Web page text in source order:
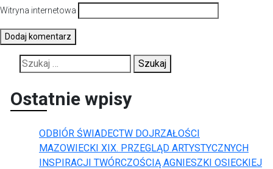
Witryna internetowa
Szukaj:
Ostatnie wpisy
ODBIÓR ŚWIADECTW DOJRZAŁOŚCI
MAZOWIECKI XIX. PRZEGLĄD ARTYSTYCZNYCH
INSPIRACJI TWÓRCZOŚCIĄ AGNIESZKI OSIECKIEJ